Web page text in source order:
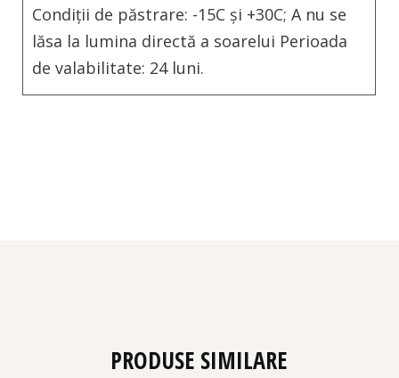
Condiții de păstrare: -15C și +30C; A nu se
lăsa la lumina directă a soarelui Perioada
de valabilitate: 24 luni.
PRODUSE SIMILARE